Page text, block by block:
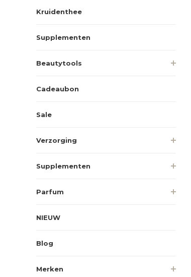
Kruidenthee
Supplementen
Beautytools
Cadeaubon
Sale
Verzorging
Supplementen
Parfum
NIEUW
Blog
Merken